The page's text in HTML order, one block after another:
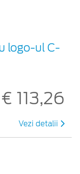
logo-ul C-
€ 113,26
Vezi detalii